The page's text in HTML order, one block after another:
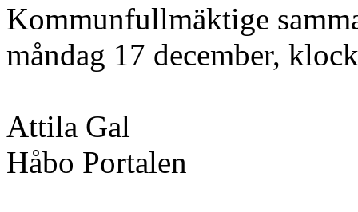
Kommunfullmäktige
måndag 17 december,
Attila Gal
Håbo Portalen